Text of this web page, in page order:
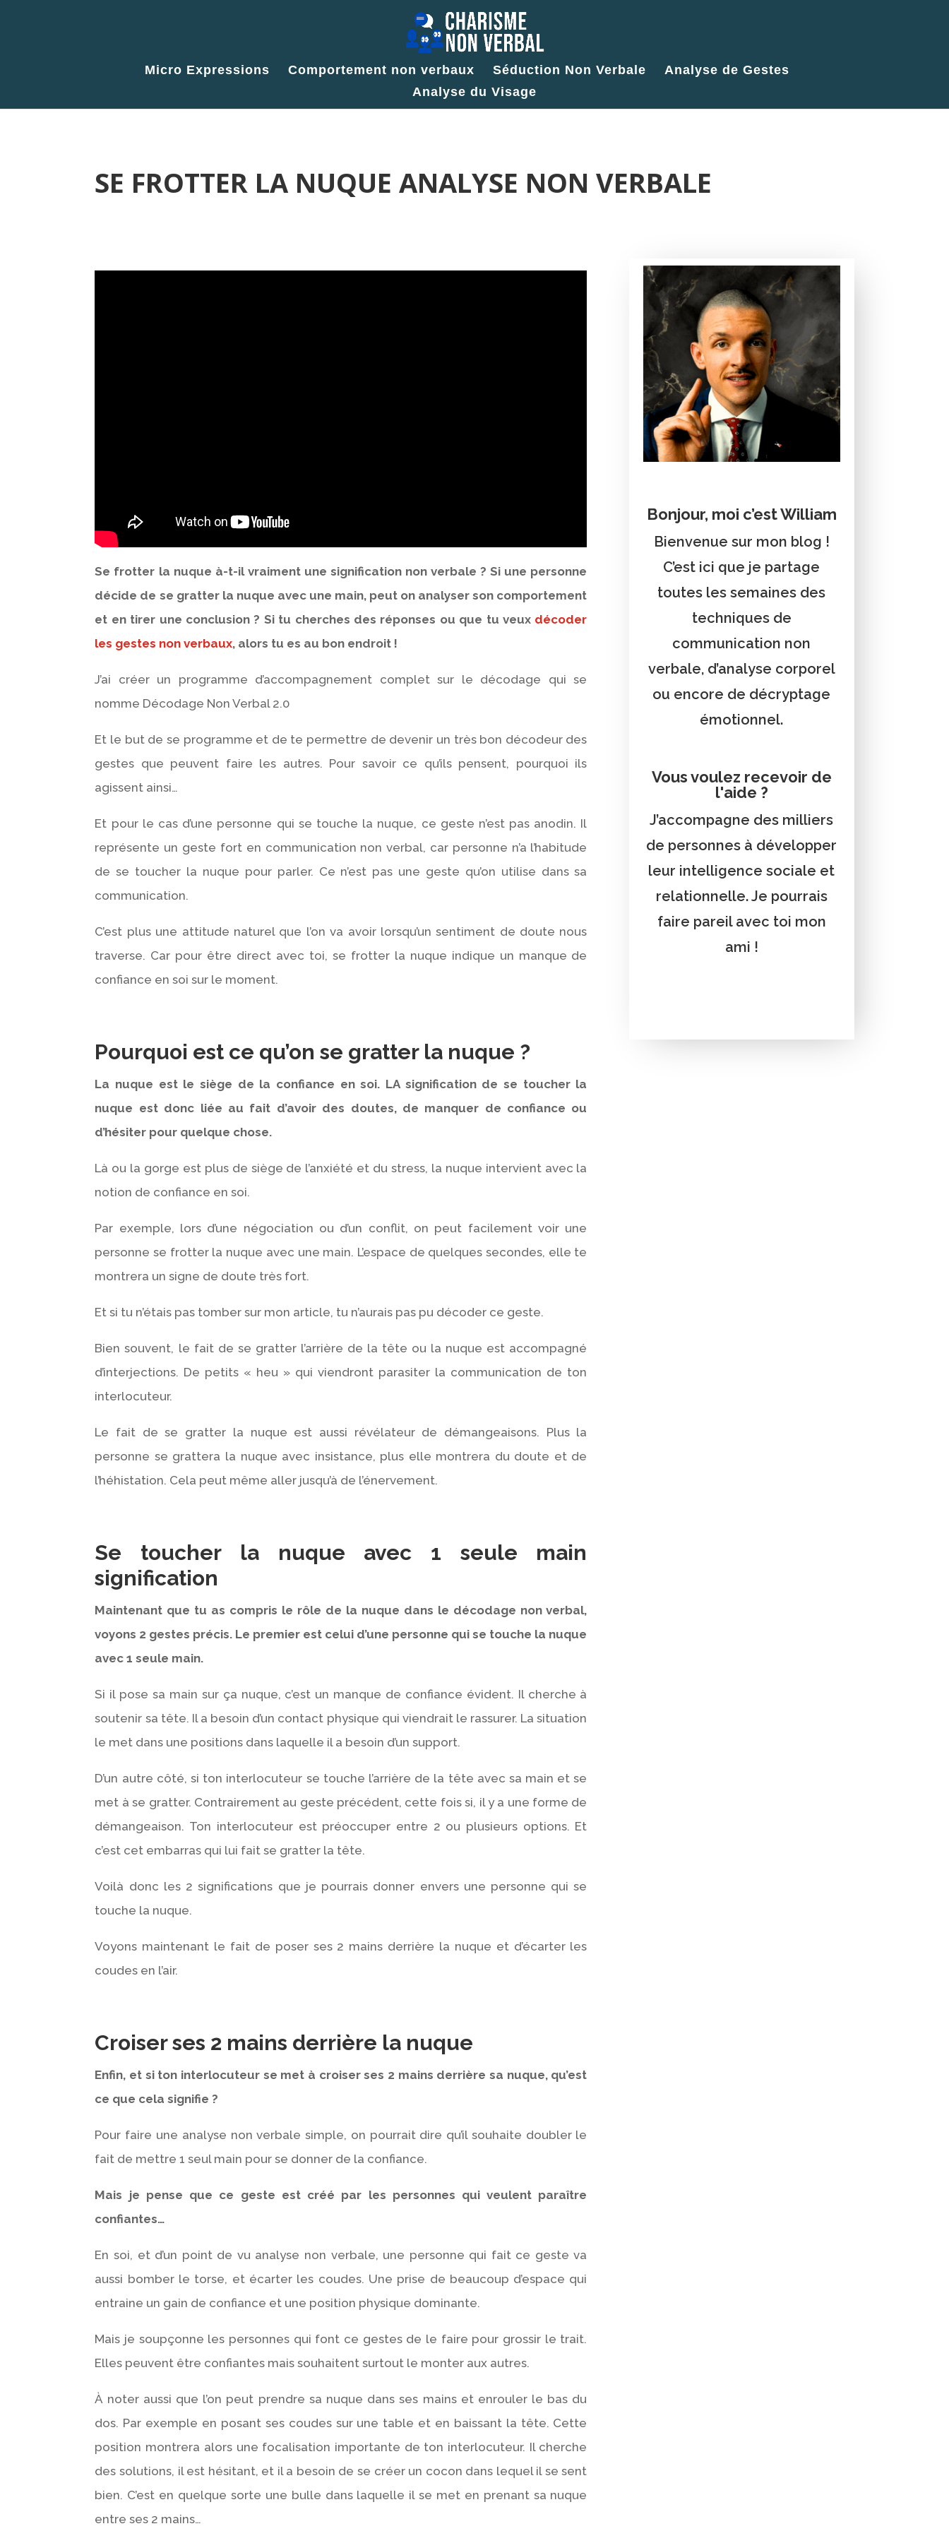
Micro Expressions Comportement non verbaux Séduction Non Verbale
Analyse de Gestes
Analyse du Visage
SE FROTTER LA NUQUE ANALYSE NON VERBALE
Se frotter la nuque à-t-il vraiment une signification non verbale ? Si une personne
décide de se gratter la nuque avec une main, peut on analyser son comportement
et en tirer une conclusion ? Si tu cherches des réponses ou que tu veux décoder
les gestes non verbaux, alors tu es au bon endroit !
J’ai créer un programme d’accompagnement complet sur le décodage qui se
nomme Décodage Non Verbal 2.0
Et le but de se programme et de te permettre de devenir un très bon décodeur des
gestes que peuvent faire les autres. Pour savoir ce qu’ils pensent, pourquoi ils
agissent ainsi…
Et pour le cas d’une personne qui se touche la nuque, ce geste n’est pas anodin. Il
représente un geste fort en communication non verbal, car personne n’a l’habitude
de se toucher la nuque pour parler. Ce n’est pas une geste qu’on utilise dans sa
communication.
C’est plus une attitude naturel que l’on va avoir lorsqu’un sentiment de doute nous
traverse. Car pour être direct avec toi, se frotter la nuque indique un manque de
confiance en soi sur le moment.
Pourquoi est ce qu’on se gratter la nuque ?
La nuque est le siège de la confiance en soi. LA signification de se toucher la
nuque est donc liée au fait d’avoir des doutes, de manquer de confiance ou
d’hésiter pour quelque chose.
Là ou la gorge est plus de siège de l’anxiété et du stress, la nuque intervient avec la
notion de confiance en soi.
Par exemple, lors d’une négociation ou d’un conflit, on peut facilement voir une
personne se frotter la nuque avec une main. L’espace de quelques secondes, elle te
montrera un signe de doute très fort.
Et si tu n’étais pas tomber sur mon article, tu n’aurais pas pu décoder ce geste.
Bien souvent, le fait de se gratter l’arrière de la tête ou la nuque est accompagné
d’interjections. De petits « heu » qui viendront parasiter la communication de ton
interlocuteur.
Le fait de se gratter la nuque est aussi révélateur de démangeaisons. Plus la
personne se grattera la nuque avec insistance, plus elle montrera du doute et de
l’héhistation. Cela peut même aller jusqu’à de l’énervement.
Se toucher la nuque avec 1 seule main
signification
Maintenant que tu as compris le rôle de la nuque dans le décodage non verbal,
voyons 2 gestes précis. Le premier est celui d’une personne qui se touche la nuque
avec 1 seule main.
Si il pose sa main sur ça nuque, c’est un manque de confiance évident. Il cherche à
soutenir sa tête. Il a besoin d’un contact physique qui viendrait le rassurer. La situation
le met dans une positions dans laquelle il a besoin d’un support.
D’un autre côté, si ton interlocuteur se touche l’arrière de la tête avec sa main et se
met à se gratter. Contrairement au geste précédent, cette fois si, il y a une forme de
démangeaison. Ton interlocuteur est préoccuper entre 2 ou plusieurs options. Et
c’est cet embarras qui lui fait se gratter la tête.
Voilà donc les 2 significations que je pourrais donner envers une personne qui se
touche la nuque.
Voyons maintenant le fait de poser ses 2 mains derrière la nuque et d’écarter les
coudes en l’air.
Croiser ses 2 mains derrière la nuque
Enfin, et si ton interlocuteur se met à croiser ses 2 mains derrière sa nuque, qu’est
ce que cela signifie ?
Pour faire une analyse non verbale simple, on pourrait dire qu’il souhaite doubler le
fait de mettre 1 seul main pour se donner de la confiance.
Mais je pense que ce geste est créé par les personnes qui veulent paraître
confiantes…
En soi, et d’un point de vu analyse non verbale, une personne qui fait ce geste va
aussi bomber le torse, et écarter les coudes. Une prise de beaucoup d’espace qui
entraine un gain de confiance et une position physique dominante.
Mais je soupçonne les personnes qui font ce gestes de le faire pour grossir le trait.
Elles peuvent être confiantes mais souhaitent surtout le monter aux autres.
À noter aussi que l’on peut prendre sa nuque dans ses mains et enrouler le bas du
dos. Par exemple en posant ses coudes sur une table et en baissant la tête. Cette
position montrera alors une focalisation importante de ton interlocuteur. Il cherche
des solutions, il est hésitant, et il a besoin de se créer un cocon dans lequel il se sent
bien. C’est en quelque sorte une bulle dans laquelle il se met en prenant sa nuque
entre ses 2 mains…
Bonjour, moi c’est William
Bienvenue sur mon blog !
C’est ici que je partage
toutes les semaines des
techniques de
communication non
verbale, d’analyse corporel
ou encore de décryptage
émotionnel.
Vous voulez recevoir de
l'aide ?
J’accompagne des milliers
de personnes à développer
leur intelligence sociale et
relationnelle. Je pourrais
faire pareil avec toi mon
ami !